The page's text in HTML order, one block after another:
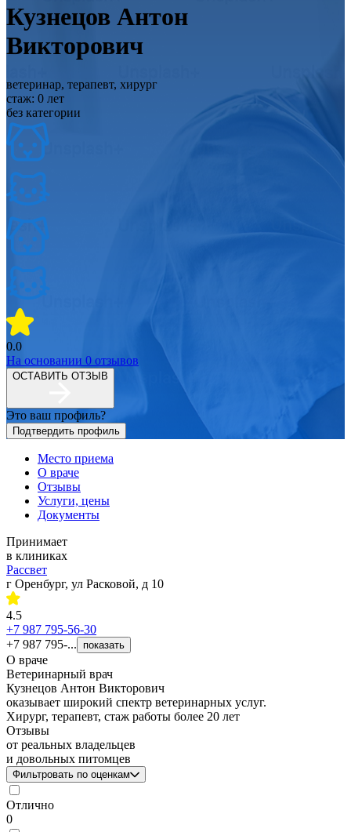
Кузнецов Антон
Викторович
ветеринар, терапевт, хирург
стаж: 0 лет
без категории
0.0
На основании 0 отзывов
ОСТАВИТЬ ОТЗЫВ
Это ваш профиль?
Подтвердить профиль
Место приема
О враче
Отзывы
Услуги, цены
Документы
Принимает
в клиниках
Рассвет
г Оренбург, ул Расковой, д 10
4.5
+7 987 795-56-30
+7 987 795-...
показать
О враче
Ветеринарный врач
Кузнецов Антон Викторович
оказывает широкий спектр ветеринарных услуг.
Хирург, терапевт, стаж работы более 20 лет
Отзывы
от реальных владельцев
и довольных питомцев
Фильтровать по оценкам
Отлично
0